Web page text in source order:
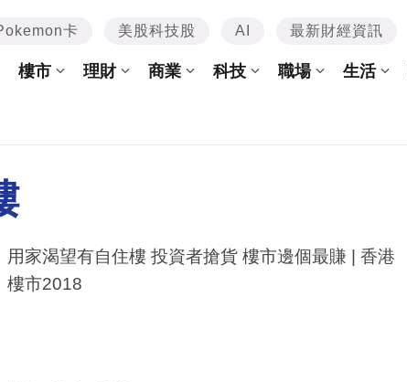
卡 美股科技股 AI 最新財經資訊
樓市 理財 商業 科技 職場 生活
用家渴望有自住樓 投資者搶貨 樓市邊個最賺 | 香港
樓市2018